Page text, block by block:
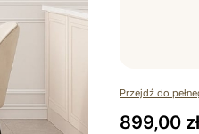
Przejdź do
Cena
899,00 zł